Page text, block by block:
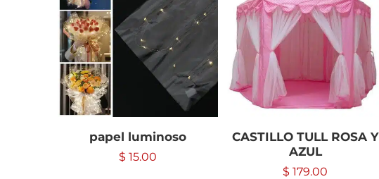
papel luminoso
$ 15.00
CASTILLO TULL ROSA Y
AZUL
$ 179.00